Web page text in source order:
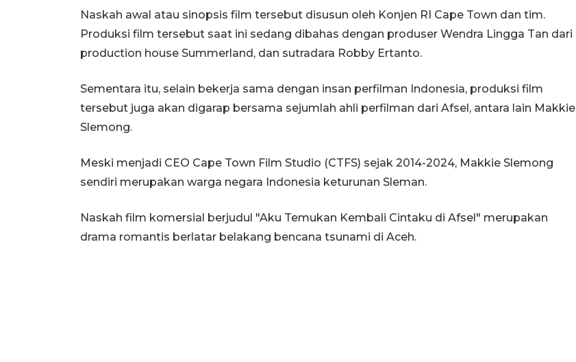
Naskah awal atau sinopsis film tersebut disusun oleh Konjen RI Cape Town dan tim.
Produksi film tersebut saat ini sedang dibahas dengan produser Wendra Lingga Tan dari
production house Summerland, dan sutradara Robby Ertanto.
Sementara itu, selain bekerja sama dengan insan perfilman Indonesia, produksi film
tersebut juga akan digarap bersama sejumlah ahli perfilman dari Afsel, antara lain Makkie
Slemong.
Meski menjadi CEO Cape Town Film Studio (CTFS) sejak 2014-2024, Makkie Slemong
sendiri merupakan warga negara Indonesia keturunan Sleman.
Naskah film komersial berjudul "Aku Temukan Kembali Cintaku di Afsel" merupakan
drama romantis berlatar belakang bencana tsunami di Aceh.